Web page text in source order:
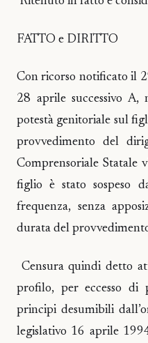
FATTO e DIRITTO
Con ricorso notificato il
28 aprile successivo A,
potestà genitoriale sul
provvedimento del
Comprensoriale Statale
figlio è stato sospeso
frequenza, senza
durata del provvedimento
Censura quindi detto
profilo, per eccesso di
principi desumibili
legislativo 16 aprile